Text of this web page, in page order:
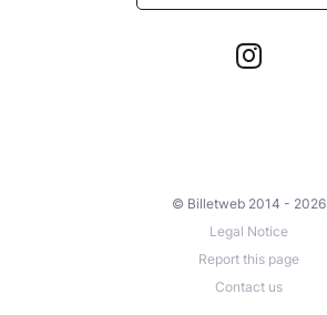
© Billetweb 2014 - 2026
Legal Notice
Report this page
Contact us